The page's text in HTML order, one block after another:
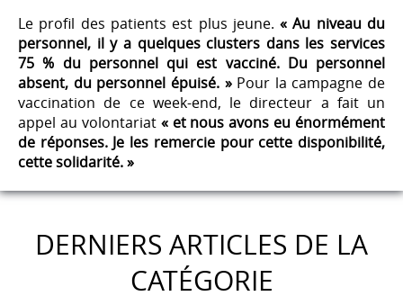
Le profil des patients est plus jeune. « Au niveau du
personnel, il y a quelques clusters dans les services
75 % du personnel qui est vacciné. Du personnel
absent, du personnel épuisé. »Pour la campagne de
vaccination de ce week-end, le directeur a fait un
appel au volontariat « et nous avons eu énormément
de réponses. Je les remercie pour cette disponibilité,
cette solidarité. »
DERNIERS ARTICLES DE LA
CATÉGORIE